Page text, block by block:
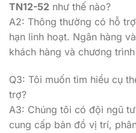
TN12-52 như thế nào?
A2: Thông thường có hỗ
hạn linh hoạt. Ngân hàng
khách hàng và chương
Q3: Tôi muốn tìm hiểu cụ
trợ?
A3: Chúng tôi có đội ngũ
cung cấp bản đồ vị trí,